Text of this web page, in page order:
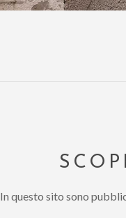
In questo sito sono